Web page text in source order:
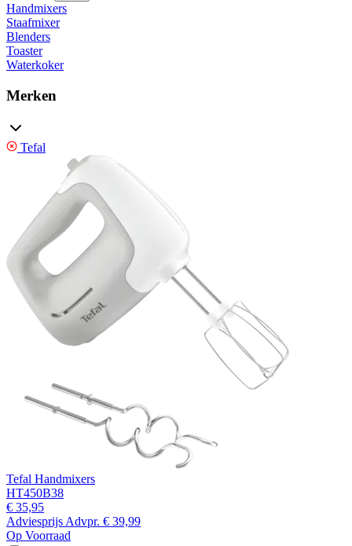
Handmixers
Staafmixer
Blenders
Toaster
Waterkoker
Merken
Tefal
Tefal Handmixers
HT450B38
€ 35,95
Adviesprijs Advpr. € 39,99
Op Voorraad